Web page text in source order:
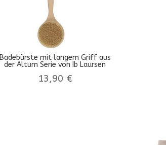
Badebürste mit langem Griff aus
der Altum Serie von Ib Laursen
13,90 €